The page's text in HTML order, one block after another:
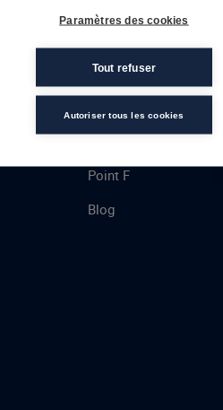
Espace candidats
À PROPOS
Talent
Point F
Blog
Paramètres des cookies
Tout refuser
Autoriser tous les cookies